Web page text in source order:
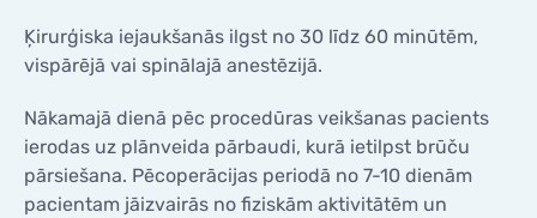
Ķirurģiska iejaukšanās ilgst no 30 līdz 60 minūtēm,
vispārējā vai spinālajā anestēzijā.
Nākamajā dienā pēc procedūras veikšanas pacients
ierodas uz plānveida pārbaudi, kurā ietilpst brūču
pārsiešana. Pēcoperācijas periodā no 7-10 dienām
pacientam jāizvairās no fiziskām aktivitātēm un